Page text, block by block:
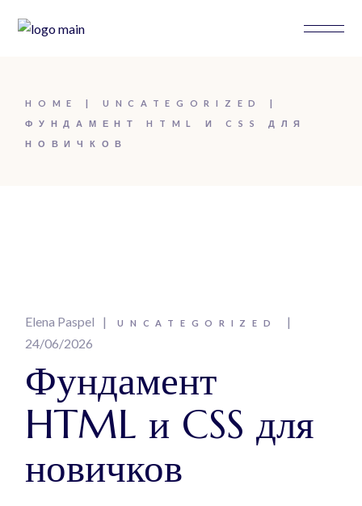
HOME
UNCATEGORIZED
ФУНДАМЕНТ HTML И CSS ДЛЯ
НОВИЧКОВ
Elena Paspel UNCATEGORIZED
24/06/2026
Фундамент
HTML и CSS для
новичков